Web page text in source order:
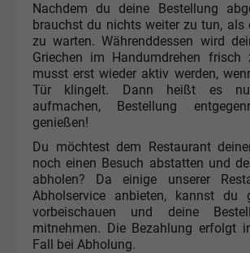
Nachdem du deine Bestellung
brauchst du nichts weiter zu tun, als
zu warten. Währenddessen wird
Griechen im Handumdrehen frisch
musst erst wieder aktiv werden,
Tür klingelt. Dann heißt es
aufmachen, Bestellung
genießen!
Du möchtest dem Restaurant
noch einen Besuch abstatten und
abholen? Da einige unserer
Abholservice anbieten, kannst du
vorbeischauen und deine
mitnehmen. Die Bezahlung erfolgt
Fall bei Abholung.